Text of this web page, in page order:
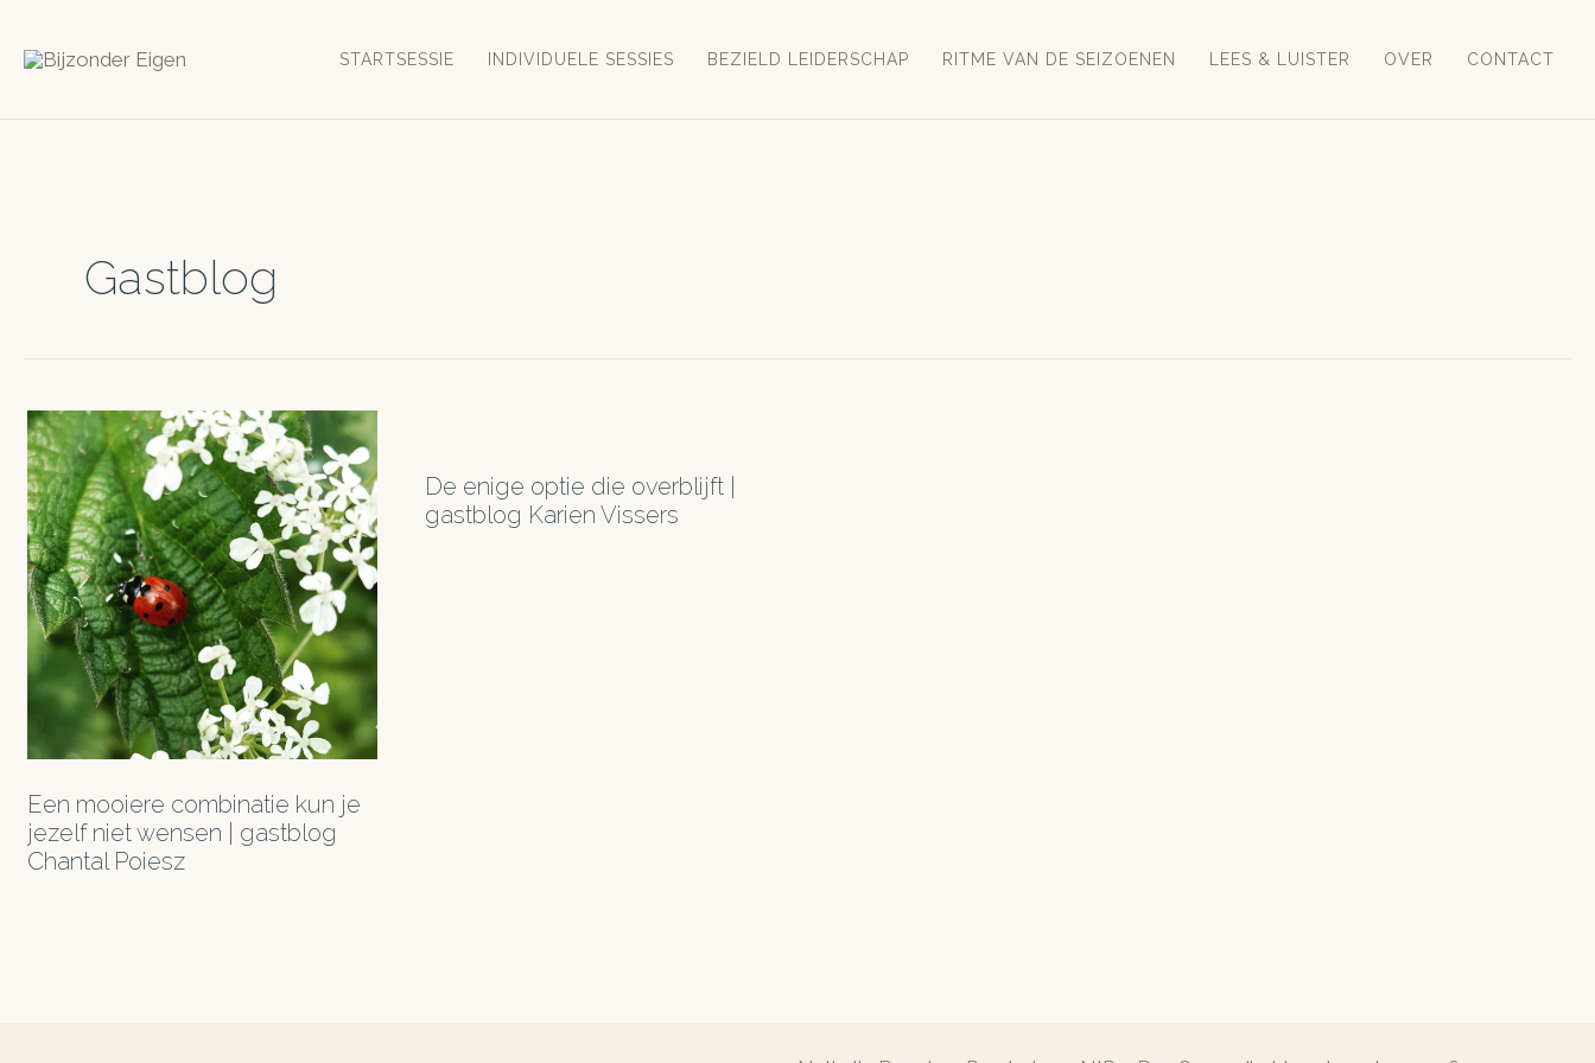
naar
STARTSESSIE INDIVIDUELE SESSIES BEZIELD LEIDERSCHAP RITME VAN DE SEIZOENEN LEES & LUISTER OVER CONTACT
Gastblog
Een mooiere combinatie kun je
jezelf niet wensen | gastblog
Chantal Poiesz
De enige optie die overblijft |
gastblog Karien Vissers